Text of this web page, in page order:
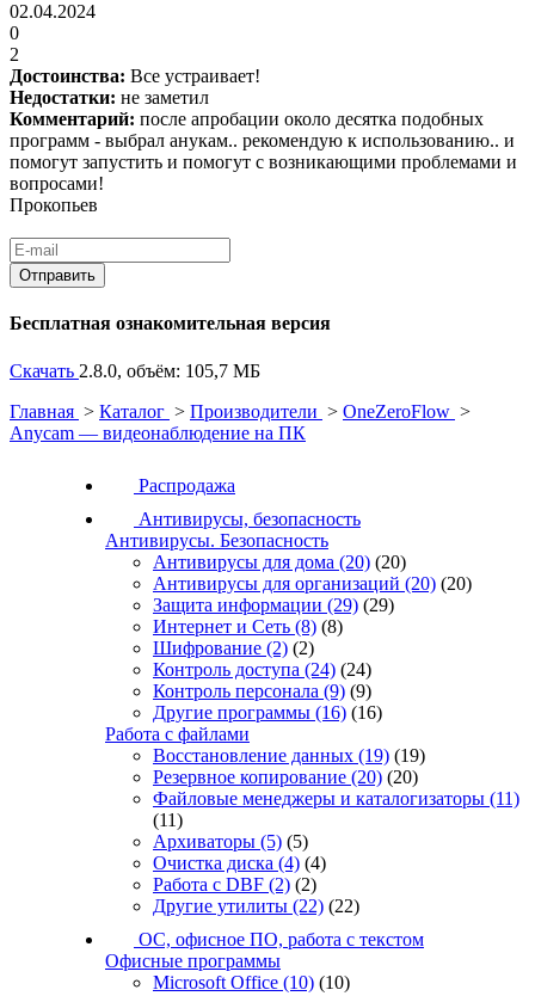
02.04.2024
0
2
Достоинства: Все устраивает!
Недостатки: не заметил
Комментарий: после апробации около десятка подобных
программ - выбрал анукам.. рекомендую к использованию.. и
помогут запустить и помогут с возникающими проблемами и
вопросами!
Прокопьев
Бесплатная ознакомительная версия
Скачать 2.8.0, объём: 105,7 МБ
Главная > Каталог > Производители > OneZeroFlow >
Anycam — видеонаблюдение на ПК
Распродажа
Антивирусы, безопасность
Антивирусы. Безопасность
Антивирусы для дома (20) (20)
Антивирусы для организаций (20) (20)
Защита информации (29) (29)
Интернет и Сеть (8) (8)
Шифрование (2) (2)
Контроль доступа (24) (24)
Контроль персонала (9) (9)
Другие программы (16) (16)
Работа с файлами
Восстановление данных (19) (19)
Резервное копирование (20) (20)
Файловые менеджеры и каталогизаторы (11)
(11)
Архиваторы (5) (5)
Очистка диска (4) (4)
Работа с DBF (2) (2)
Другие утилиты (22) (22)
ОС, офисное ПО, работа с текстом
Офисные программы
Microsoft Office (10) (10)